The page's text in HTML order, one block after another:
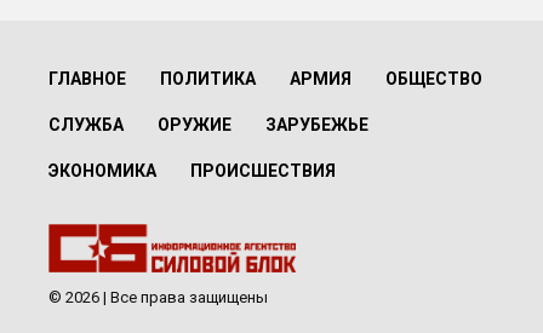
ГЛАВНОЕ ПОЛИТИКА АРМИЯ ОБЩЕСТВО
СЛУЖБА ОРУЖИЕ ЗАРУБЕЖЬЕ
ЭКОНОМИКА ПРОИСШЕСТВИЯ
© 2026 | Все права защищены